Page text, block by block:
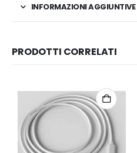
INFORMAZIONI AGGIUNTIVE
PRODOTTI CORRELATI